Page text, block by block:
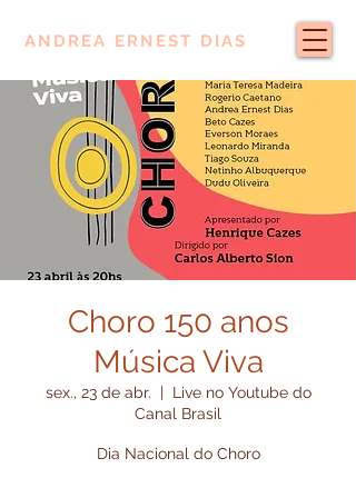
ANDREA ERNEST DIAS
Choro 150 anos
Música Viva
sex., 23 de abr.
  |
Live no Youtube do
Canal Brasil
Dia Nacional do Choro